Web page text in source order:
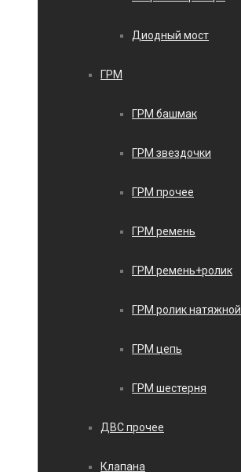
Диодный мост
ГРМ
ГРМ башмак
ГРМ звездочки
ГРМ прочее
ГРМ ремень
ГРМ ремень+ролик
ГРМ ролик натяжной
ГРМ цепь
ГРМ шестерня
ДВС прочее
Клапана